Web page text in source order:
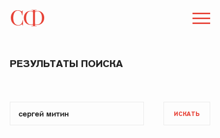
РЕЗУЛЬТАТЫ ПОИСКА
ИСКАТЬ